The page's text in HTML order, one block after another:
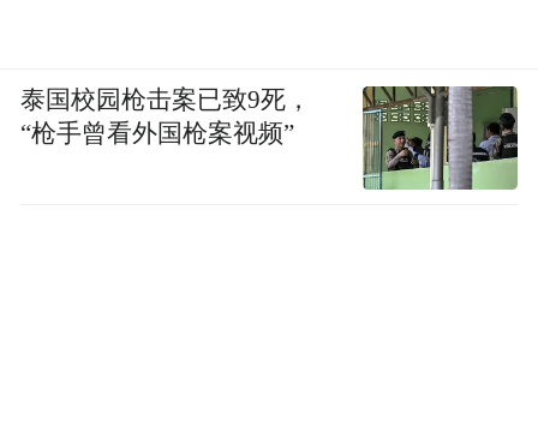
泰国校园枪击案已致9死，
“枪手曾看外国枪案视频”